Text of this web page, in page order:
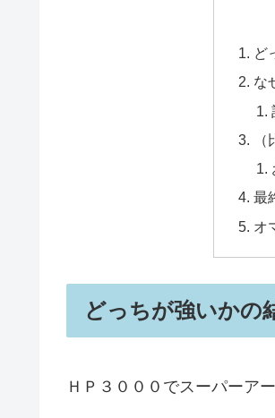
ど
な
最
オ
どっちが強いかの
ＨＰ３０００でスーパーア